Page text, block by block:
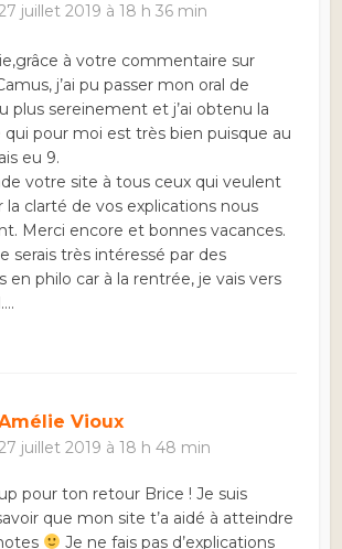
juillet 2019 à 18 h 36 min
à votre commentaire sur
j’ai pu passer mon oral de
plus sereinement et j’ai obtenu la
qui pour moi est très bien puisque au
eu 9.
votre site à tous ceux qui veulent
la clarté de vos explications nous
Merci encore et bonnes vacances.
serais très intéressé par des
en philo car à la rentrée, je vais vers
Vioux
juillet 2019 à 18 h 48 min
pour ton retour Brice ! Je suis
que mon site t’a aidé à atteindre
Je ne fais pas d’explications